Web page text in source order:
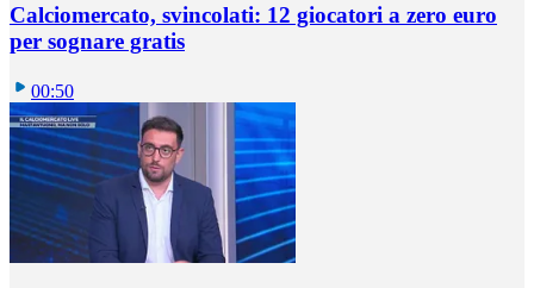
Calciomercato, svincolati: 12 giocatori a zero euro
per sognare gratis
00:50